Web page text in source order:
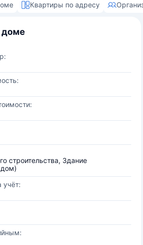
Квартиры по адресу
доме
строительства, Здание
учёт: